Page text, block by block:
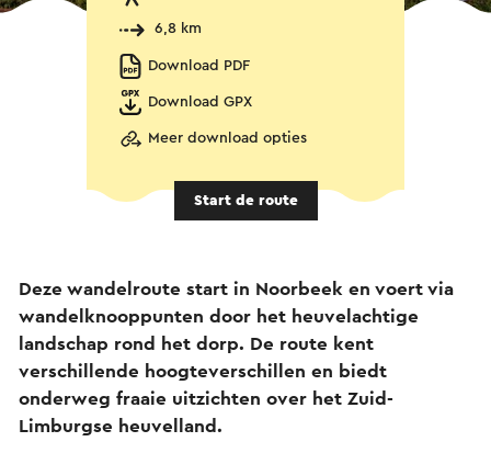
6,8 km
Download PDF
Download GPX
Meer download opties
Start de route
Deze wandelroute start in Noorbeek en voert via
wandelknooppunten door het heuvelachtige
landschap rond het dorp. De route kent
verschillende hoogteverschillen en biedt
onderweg fraaie uitzichten over het Zuid-
Limburgse heuvelland.